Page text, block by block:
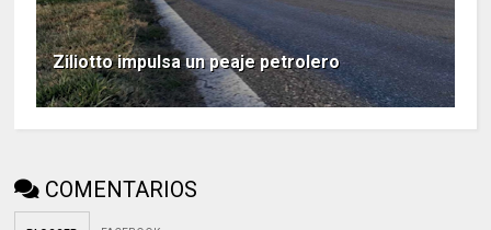
Ziliotto impulsa un peaje petrolero
COMENTARIOS